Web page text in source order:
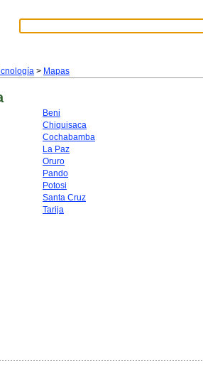
> Mapas
Beni
Chiquisaca
Cochabamba
La Paz
Oruro
Pando
Potosi
Santa Cruz
Tarija